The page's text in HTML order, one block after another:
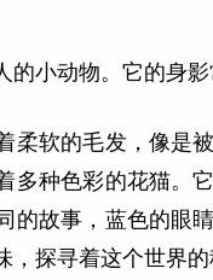
的小动物。它的身
柔软的毛发，像是
多种色彩的花猫。
的故事，蓝色的眼
探寻着这个世界的